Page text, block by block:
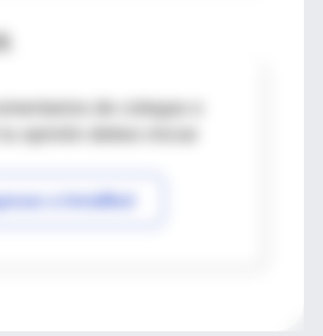
de colegas o
a IntraMed